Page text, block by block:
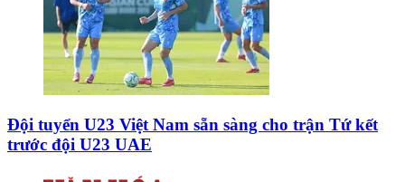
Đội tuyển U23 Việt Nam sẵn sàng cho trận Tứ kết
trước đội U23 UAE